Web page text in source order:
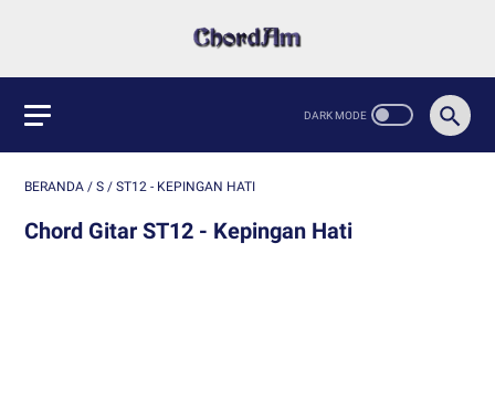
BERANDA / S / ST12 - KEPINGAN HATI
Chord Gitar ST12 - Kepingan Hati